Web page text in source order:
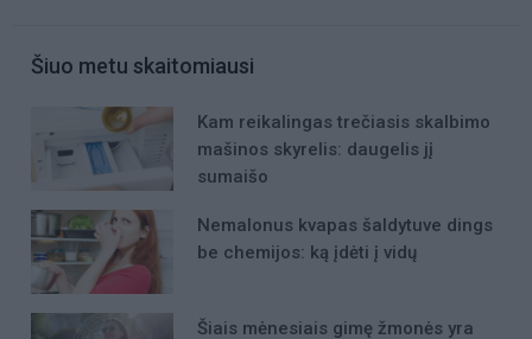
Šiuo metu skaitomiausi
Kam reikalingas trečiasis skalbimo
mašinos skyrelis: daugelis jį
sumaišo
Nemalonus kvapas šaldytuve dings
be chemijos: ką įdėti į vidų
Šiais mėnesiais gimę žmonės yra